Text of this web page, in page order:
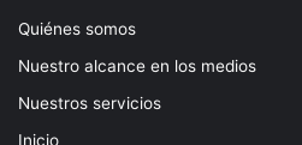
Quiénes somos
Nuestro alcance en los medios
Nuestros servicios
Inicio